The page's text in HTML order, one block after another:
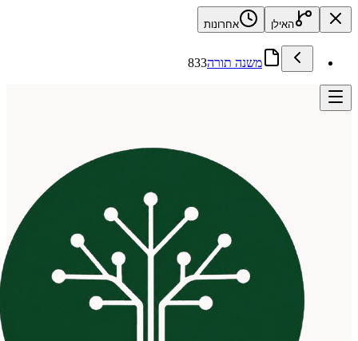
האילן אחרונות
משנה תורה833